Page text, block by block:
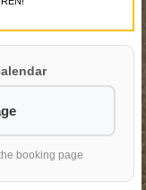
booking page